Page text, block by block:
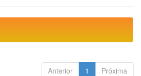
Anterior 1 Próxima